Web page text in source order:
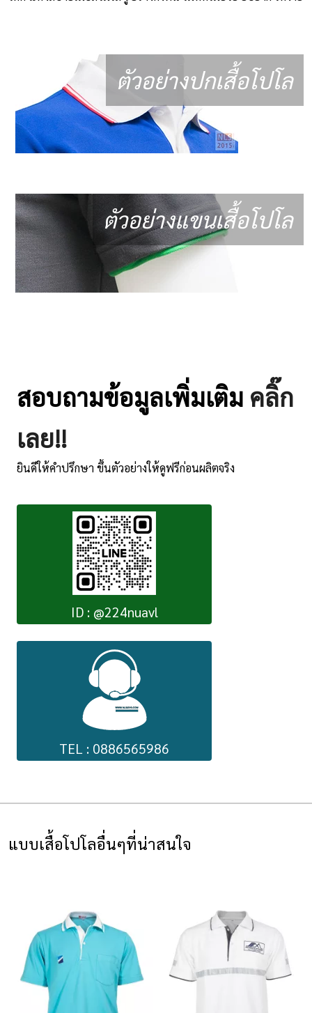
ตัวอย่างปกเสื้อโปโล
ตัวอย่างแขนเสื้อโปโล
สอบถามข้อมูลเพิ่มเติม คลิ๊ก
เลย!!
ยินดีให้คำปรึกษา ขึ้นตัวอย่างให้ดูฟรีก่อนผลิตจริง
ID : @224nuavl
TEL : 0886565986
แบบเสื้อโปโลอื่นๆที่น่าสนใจ